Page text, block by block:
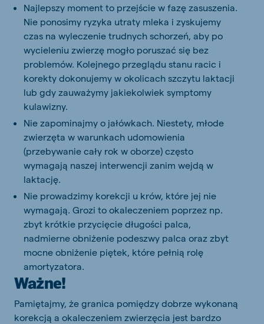
Najlepszy moment to przejście w fazę zasuszenia.
Nie ponosimy ryzyka utraty mleka i zyskujemy
czas na wyleczenie trudnych schorzeń, aby po
wycieleniu zwierzę mogło poruszać się bez
problemów. Kolejnego przeglądu stanu racic i
korekty dokonujemy w okolicach szczytu laktacji
lub gdy zauważymy jakiekolwiek symptomy
kulawizny.
Nie zapominajmy o jałówkach. Niestety, młode
zwierzęta w warunkach udomowienia
(przebywanie cały rok w oborze) często
wymagają naszej interwencji zanim wejdą w
laktację.
Nie prowadzimy korekcji u krów, które jej nie
wymagają. Grozi to okaleczeniem poprzez np.
zbyt krótkie przycięcie długości palca,
nadmierne obniżenie podeszwy palca oraz zbyt
mocne obniżenie piętek, które pełnią rolę
amortyzatora.
Ważne!
Pamiętajmy, że granica pomiędzy dobrze wykonaną
korekcją a okaleczeniem zwierzęcia jest bardzo